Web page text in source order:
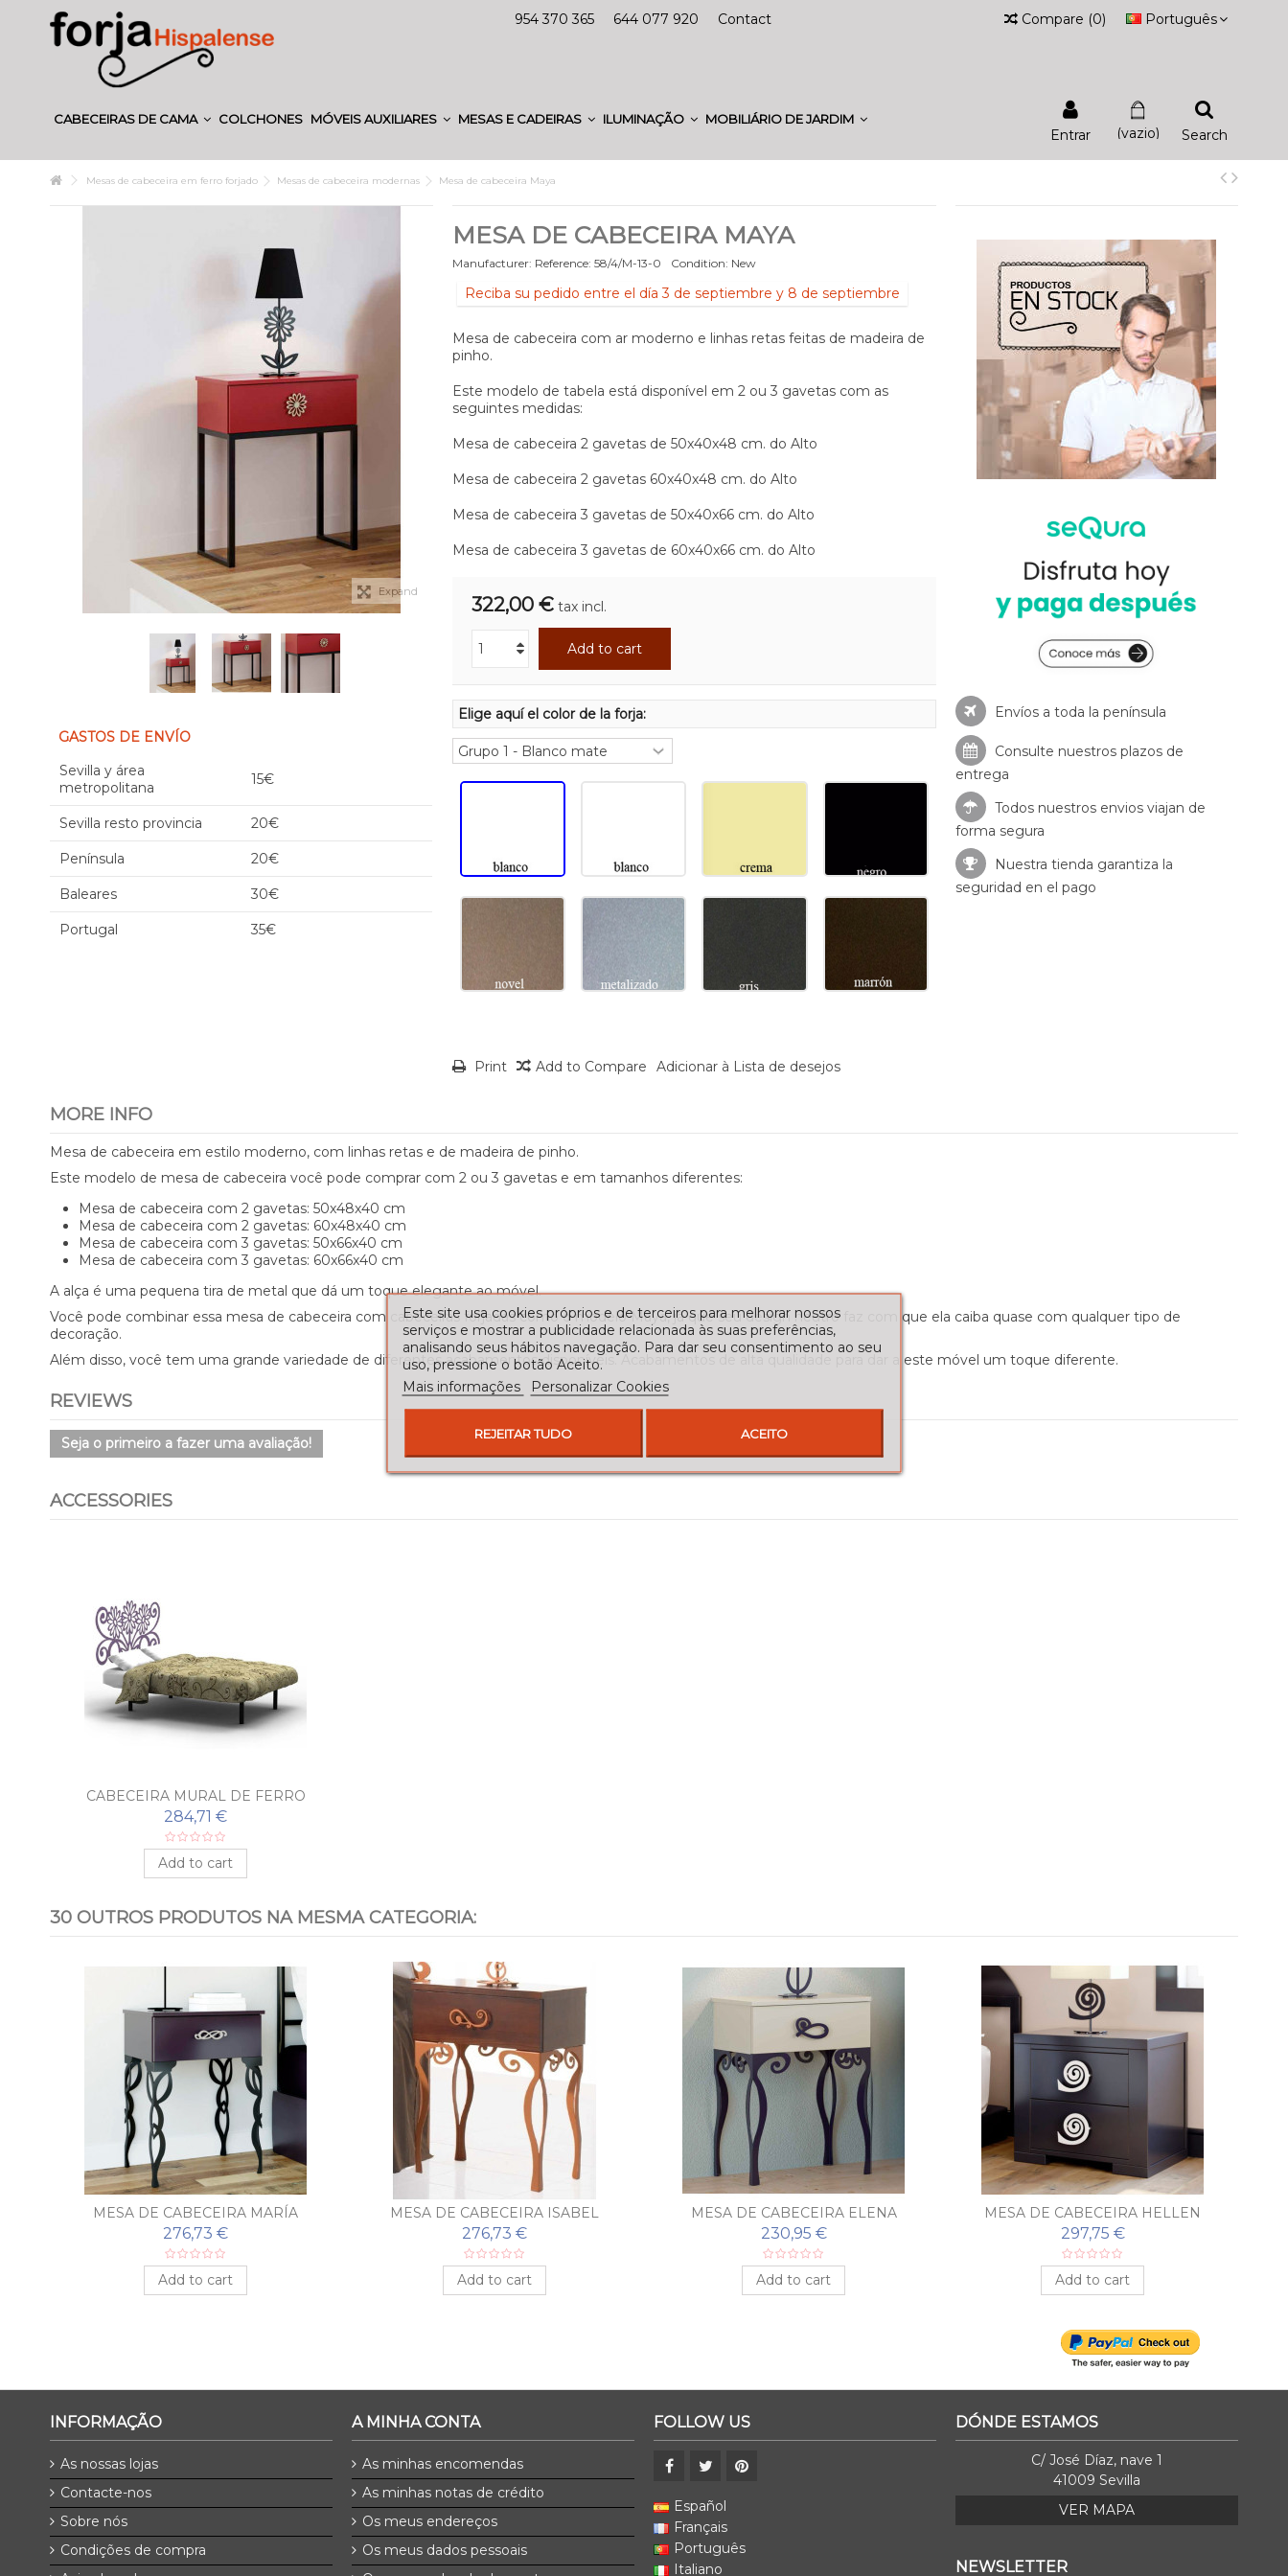
954 370 365 644 077 920 Contact Português
Compare (0)
CABECEIRAS DE CAMA COLCHONES MÓVEIS AUXILIARES MESAS E CADEIRAS ILUMINAÇÃO MOBILIÁRIO DE JARDIM
Search
(vazio)
Entrar
Mesas de cabeceira em ferro forjado Mesas de cabeceira modernas Mesa de cabeceira Maya
Expand
GASTOS DE ENVÍO
Sevilla y área
metropolitana
15€
Sevilla resto provincia 20€
Península 20€
Baleares 30€
Portugal 35€
MESA DE CABECEIRA MAYA
Manufacturer: Reference: 58/4/M-13-0 Condition: New
Reciba su pedido entre el día 3 de septiembre y 8 de septiembre
Mesa de cabeceira com ar moderno e linhas retas feitas de madeira de
pinho.
Este modelo de tabela está disponível em 2 ou 3 gavetas com as
seguintes medidas:
Mesa de cabeceira 2 gavetas de 50x40x48 cm. do Alto
Mesa de cabeceira 2 gavetas 60x40x48 cm. do Alto
Mesa de cabeceira 3 gavetas de 50x40x66 cm. do Alto
Mesa de cabeceira 3 gavetas de 60x40x66 cm. do Alto
322,00 € tax incl.
Add to cart
Elige aquí el color de la forja:
Print Add to Compare Adicionar à Lista de desejos
Envíos a toda la península
Consulte nuestros plazos de
entrega
Todos nuestros envios viajan de
forma segura
Nuestra tienda garantiza la
seguridad en el pago
MORE INFO
Mesa de cabeceira em estilo moderno, com linhas retas e de madeira de pinho.
Este modelo de mesa de cabeceira você pode comprar com 2 ou 3 gavetas e em tamanhos diferentes:
Mesa de cabeceira com 2 gavetas: 50x48x40 cm
Mesa de cabeceira com 2 gavetas: 60x48x40 cm
Mesa de cabeceira com 3 gavetas: 50x66x40 cm
Mesa de cabeceira com 3 gavetas: 60x66x40 cm
A alça é uma pequena tira de metal que dá um toque elegante ao móvel.
Você pode combinar essa mesa de cabeceira com cabeceiras forjadas como o modelo Maya, já que seu design neutro faz com que ela caiba quase com qualquer tipo de
decoração.
Além disso, você tem uma grande variedade de diferentes acabamentos disponíveis. Acabamentos de alta qualidade para dar a este móvel um toque diferente.
REVIEWS
Seja o primeiro a fazer uma avaliação!
ACCESSORIES
CABECEIRA MURAL DE FERRO
FORJADO MAYA
284,71 €
Add to cart
30 OUTROS PRODUTOS NA MESMA CATEGORIA:
MESA DE CABECEIRA MARÍA
276,73 €
Add to cart
MESA DE CABECEIRA ISABEL
276,73 €
Add to cart
MESA DE CABECEIRA ELENA
230,95 €
Add to cart
MESA DE CABECEIRA HELLEN
297,75 €
Add to cart
INFORMAÇÃO
As nossas lojas
Contacte-nos
Sobre nós
Condições de compra
A MINHA CONTA
As minhas encomendas
As minhas notas de crédito
Os meus endereços
Os meus dados pessoais
FOLLOW US
Español
Français
Português
Italiano
DÓNDE ESTAMOS
C/ José Díaz, nave 1
41009 Sevilla
VER MAPA
NEWSLETTER
Este site usa cookies próprios e de terceiros para melhorar nossos
serviços e mostrar a publicidade relacionada às suas preferências,
analisando seus hábitos navegação. Para dar seu consentimento ao seu
uso, pressione o botão Aceito.
Mais informações
Personalizar Cookies
REJEITAR TUDO ACEITO